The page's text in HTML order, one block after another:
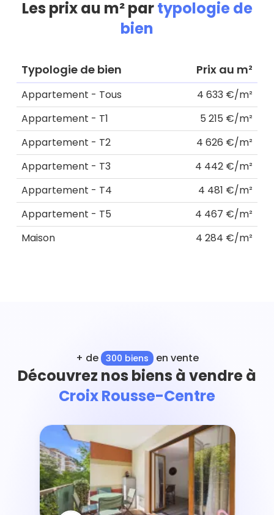
Les prix au m² partypologie de
bien
Typologie de bien Prix au m²
Appartement - Tous
4 633 €/m²
Appartement - T1
5 215 €/m²
Appartement - T2
4 626 €/m²
Appartement - T3
4 442 €/m²
Appartement - T4
4 481 €/m²
Appartement - T5
4 467 €/m²
Maison
4 284 €/m²
+ de 300 biens en vente
Découvrez nos biens à vendre à
Croix Rousse-Centre